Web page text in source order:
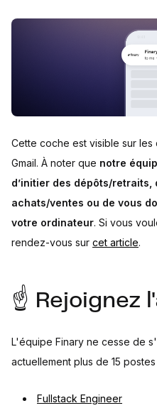
Cette coche est visible sur les
Gmail. À noter que notre
d’initier des dépôts/retraits,
achats/ventes ou de vous
votre ordinateur. Si vous
rendez-vous sur cet article.
☝️ Rejoignez
L'équipe Finary ne cesse de
actuellement plus de 15
Fullstack Engineer